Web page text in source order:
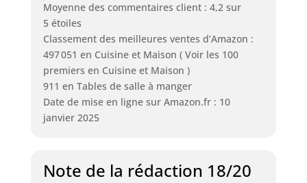
Moyenne des commentaires client : 4,2 sur
5 étoiles
Classement des meilleures ventes d’Amazon :
497 051 en Cuisine et Maison ( Voir les 100
premiers en Cuisine et Maison )
911 en Tables de salle à manger
Date de mise en ligne sur Amazon.fr : 10
janvier 2025
Note de la rédaction 18/20